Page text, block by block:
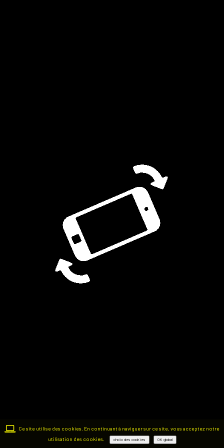
Ce site utilise des cookies. En continuant à naviguer sur ce site, vous acceptez notre
utilisation des cookies.
choix des cookies OK global